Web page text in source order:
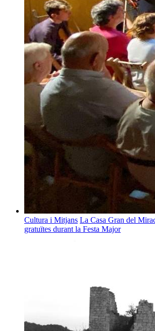
Cultura i Mitjans La Casa Gran del
gratuïtes durant la Festa Major